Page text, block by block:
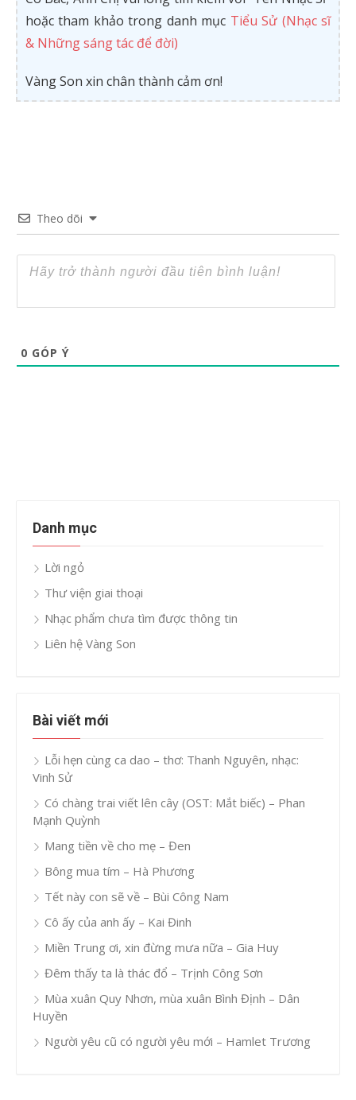
hoặc tham khảo trong danh mục Tiểu Sử (Nhạc sĩ
& Những sáng tác để đời)
Vàng Son xin chân thành cảm ơn!
Theo dõi
0 GÓP Ý
Danh mục
Lời ngỏ
Thư viện giai thoại
Nhạc phẩm chưa tìm được thông tin
Liên hệ Vàng Son
Bài viết mới
Lỗi hẹn cùng ca dao – thơ: Thanh Nguyên, nhạc:
Vinh Sử
Có chàng trai viết lên cây (OST: Mắt biếc) – Phan
Mạnh Quỳnh
Mang tiền về cho mẹ – Đen
Bông mua tím – Hà Phương
Tết này con sẽ về – Bùi Công Nam
Cô ấy của anh ấy – Kai Đinh
Miền Trung ơi, xin đừng mưa nữa – Gia Huy
Đêm thấy ta là thác đổ – Trịnh Công Sơn
Mùa xuân Quy Nhơn, mùa xuân Bình Định – Dân
Huyền
Người yêu cũ có người yêu mới – Hamlet Trương